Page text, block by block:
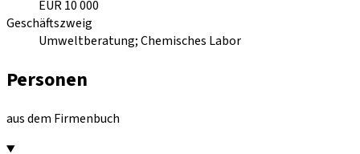
EUR 10 000
Geschäftszweig
Umweltberatung; Chemisches Labor
Personen
aus dem Firmenbuch